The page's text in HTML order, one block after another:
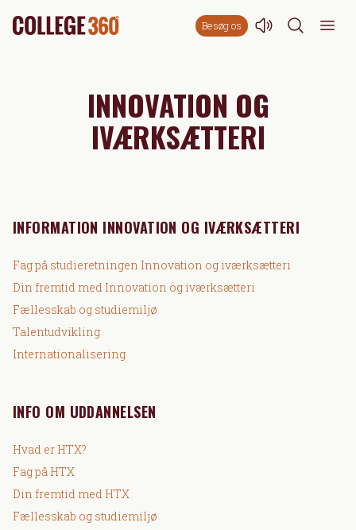
Besøg os
INNOVATION OG
IVÆRKSÆTTERI
INFORMATION INNOVATION OG IVÆRKSÆTTERI
Fag på studieretningen Innovation og iværksætteri
Din fremtid med Innovation og iværksætteri
Fællesskab og studiemiljø
Talentudvikling
Internationalisering
INFO OM UDDANNELSEN
Hvad er HTX?
Fag på HTX
Din fremtid med HTX
Fællesskab og studiemiljø